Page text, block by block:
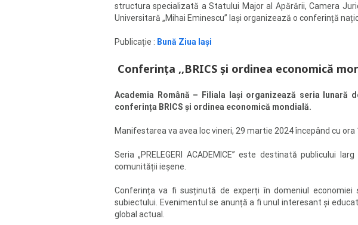
structura specializată a Statului Major al Apărării, Camera
Universitară „Mihai Eminescu” Iași organizează o conferință
Publicație : Bună Ziua Iași
Conferința ,,BRICS și ordinea economică
Academia Română – Filiala Iași organizează seria lunară
conferința BRICS și ordinea economică mondială.
Manifestarea va avea loc vineri, 29 martie 2024 începând cu ora
Seria „PRELEGERI ACADEMICE” este destinată
comunității ieșene.
Conferința va fi susținută de experți în domeniul
subiectului. Evenimentul se anunță a fi unul interesant și
global actual.